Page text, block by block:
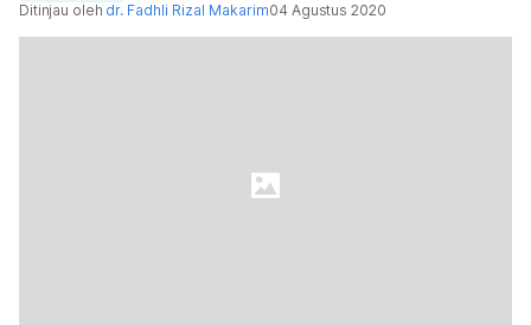
Ditinjau oleh dr. Fadhli Rizal Makarim04 Agustus 2020